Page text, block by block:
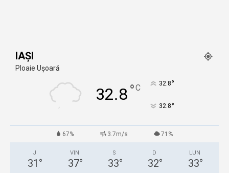
IAȘI
Ploaie Ușoară
32.8°C 32.8°
32.8°
67% 3.7m/s 71%
J
31 °
VIN
37°
S
33°
D
32°
LUN
33°